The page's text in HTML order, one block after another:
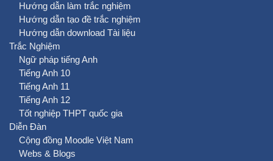
Hướng dẫn làm trắc nghiệm
Hướng dẫn tạo đề trắc nghiệm
Hướng dẫn download Tài liệu
Trắc Nghiệm
Ngữ pháp tiếng Anh
Tiếng Anh 10
Tiếng Anh 11
Tiếng Anh 12
Tốt nghiệp THPT quốc gia
Diễn Đàn
Cộng đồng Moodle Việt Nam
Webs & Blogs